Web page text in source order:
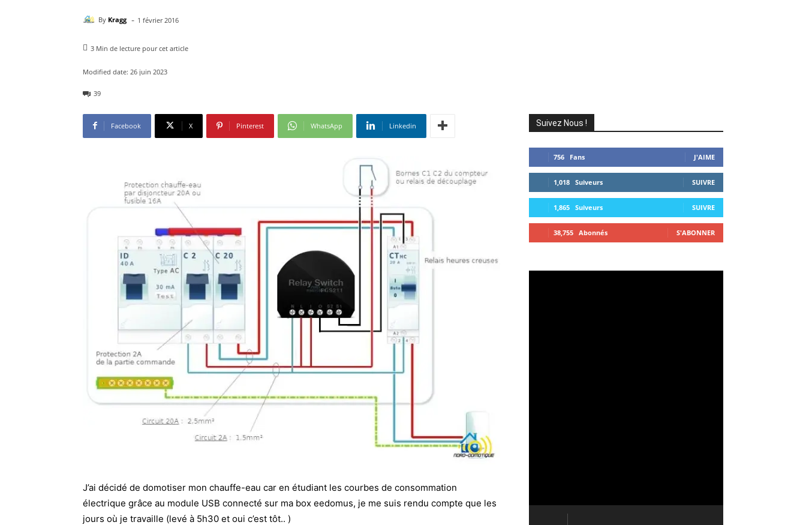
By Kragg - 1 février 2016
3 Min de lecture pour cet article
Modified date: 26 juin 2023
39
Facebook X Pinterest WhatsApp Linkedin
J’ai décidé de domotiser mon chauffe-eau car en étudiant les courbes de consommation
électrique grâce au module USB connecté sur ma box eedomus, je me suis rendu compte que les
jours où je travaille (levé à 5h30 et oui c’est tôt.. )
Suivez Nous !
756 Fans J'AIME
1,018 Suiveurs SUIVRE
1,865 Suiveurs SUIVRE
38,755 Abonnés S'ABONNER